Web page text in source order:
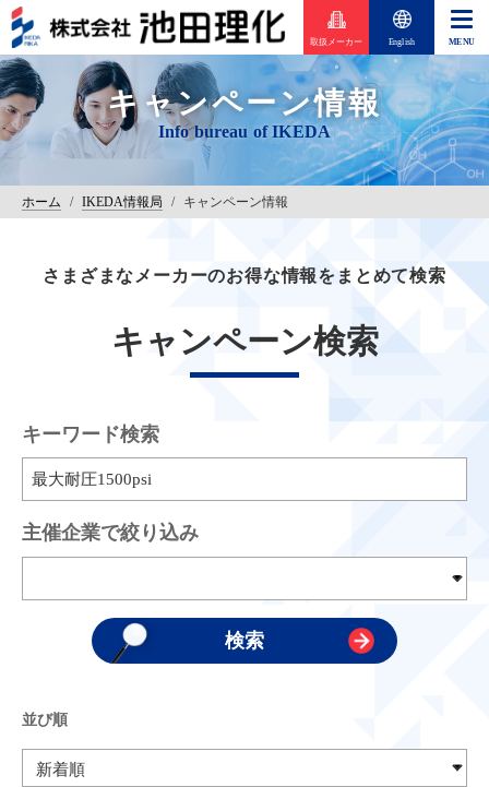
取扱メーカー English
キャンペーン情報
ホーム / IKEDA情報局 / キャンペーン情報
さまざまなメーカーのお得な情報をまとめて検索
キャンペーン検索
キーワード検索
主催企業で絞り込み
並び順